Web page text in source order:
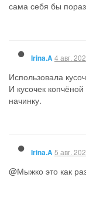
сама себя бы
Irina.A4 авг.
Использовала
И кусочек
начинку.
Irina.A5 авг.
@Мыжко это как